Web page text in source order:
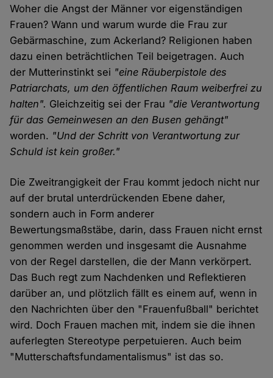
Woher die Angst der Männer vor eigenständigen
Frauen? Wann und warum wurde die Frau zur
Gebärmaschine, zum Ackerland? Religionen haben
dazu einen beträchtlichen Teil beigetragen. Auch
der Mutterinstinkt sei "eine Räuberpistole des
Patriarchats, um den öffentlichen Raum weiberfrei zu
halten". Gleichzeitig sei der Frau "die Verantwortung
für das Gemeinwesen an den Busen gehängt"
worden. "Und der Schritt von Verantwortung zur
Schuld ist kein großer."
Die Zweitrangigkeit der Frau kommt jedoch nicht nur
auf der brutal unterdrückenden Ebene daher,
sondern auch in Form anderer
Bewertungsmaßstäbe, darin, dass Frauen nicht ernst
genommen werden und insgesamt die Ausnahme
von der Regel darstellen, die der Mann verkörpert.
Das Buch regt zum Nachdenken und Reflektieren
darüber an, und plötzlich fällt es einem auf, wenn in
den Nachrichten über den "Frauenfußball" berichtet
wird. Doch Frauen machen mit, indem sie die ihnen
auferlegten Stereotype perpetuieren. Auch beim
"Mutterschaftsfundamentalismus" ist das so.